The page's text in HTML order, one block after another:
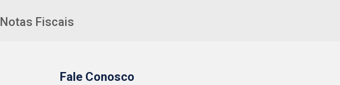
Notas Fiscais
Fale Conosco